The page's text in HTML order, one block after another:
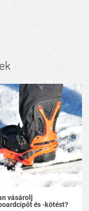
vásárolj
és -kötést?